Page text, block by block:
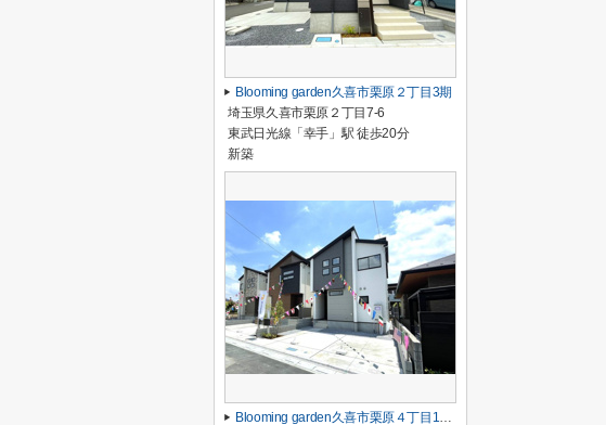
Blooming garden久喜市栗原２丁目3期
埼玉県久喜市栗原２丁目7-6
東武日光線「幸手」駅 徒歩20分
新築
Blooming garden久喜市栗原４丁目1号棟